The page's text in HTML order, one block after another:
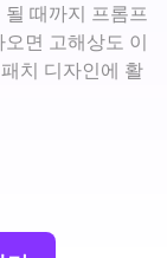
때까지 프롬프
면 고해상도 이
치 디자인에 활